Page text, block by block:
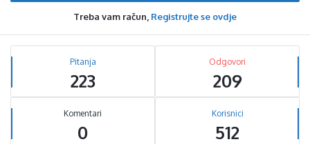
Treba vam račun, Registrujte se ovdje
Sidebar
Stats Pitanja
223
Odgovori
209
Komentari
0
Korisnici
512